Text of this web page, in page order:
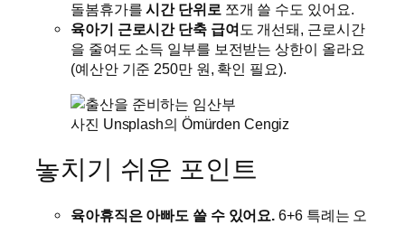
돌봄휴가를시간 단위로 쪼개 쓸 수도 있어요.
육아기 근로시간 단축 급여 도 개선돼, 근로시간
을 줄여도 소득 일부를 보전받는 상한이 올라요
(예산안 기준 250만 원, 확인 필요).
사진 Unsplash의 Ömürden Cengiz
놓치기 쉬운 포인트
육아휴직은 아빠도 쓸 수 있어요. 6+6 특례는 오